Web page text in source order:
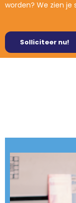
worden? We zien
Solliciteer nu!